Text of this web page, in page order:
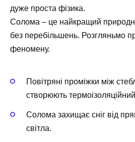
дуже проста фізика.
Солома – це найкращий
без перебільшень. Розгляньмо
феномену.
Повітряні проміжки між
створюють
Солома захищає сніг від
світла.